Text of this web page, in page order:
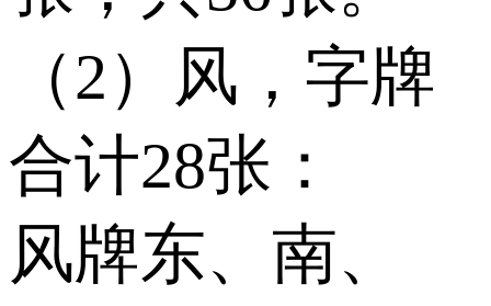
（2）风，字牌
合计28张：
风牌东、南、